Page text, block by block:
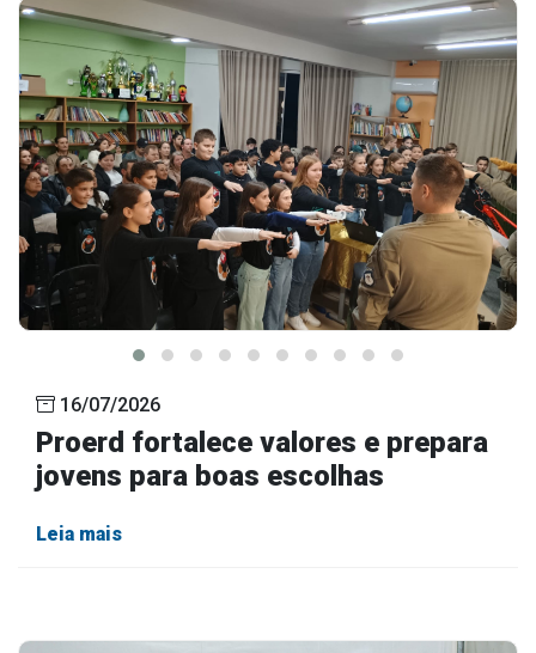
16/07/2026
Proerd fortalece valores e prepara
jovens para boas escolhas
Leia mais